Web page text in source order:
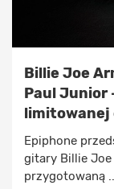
Billie Joe
Paul Junior
limitowanej
Epiphone
gitary Billie
przygotowaną